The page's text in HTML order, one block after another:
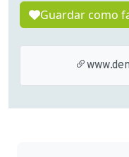
Guardar como